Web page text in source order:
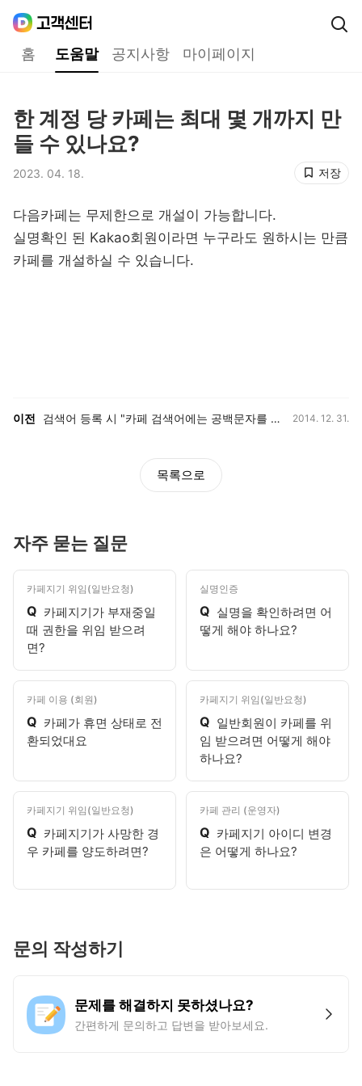
홈 도움말 공지사항 마이페이지
한 계정 당 카페는 최대 몇 개까지 만
들 수 있나요?
저장
2023. 04. 18.
다음카페는 무제한으로 개설이 가능합니다.
실명확인 된 Kakao회원이라면 누구라도 원하시는 만큼
카페를 개설하실 수 있습니다.
이전 검색어 등록 시 "카페 검색어에는 공백문자를 사용하실 수 없습니다."라는 메시지가 나타나요. 2014. 12. 31.
목록으로
자주 묻는 질문
카페지기 위임(일반요청)
Q 카페지기가 부재중일
때 권한을 위임 받으려
면?
실명인증
Q 실명을 확인하려면 어
떻게 해야 하나요?
카페 이용 (회원)
Q 카페가 휴면 상태로 전
환되었대요
카페지기 위임(일반요청)
Q 일반회원이 카페를 위
임 받으려면 어떻게 해야
하나요?
카페지기 위임(일반요청)
Q 카페지기가 사망한 경
우 카페를 양도하려면?
카페 관리 (운영자)
Q 카페지기 아이디 변경
은 어떻게 하나요?
문의 작성하기
문제를 해결하지 못하셨나요?
간편하게 문의하고 답변을 받아보세요.